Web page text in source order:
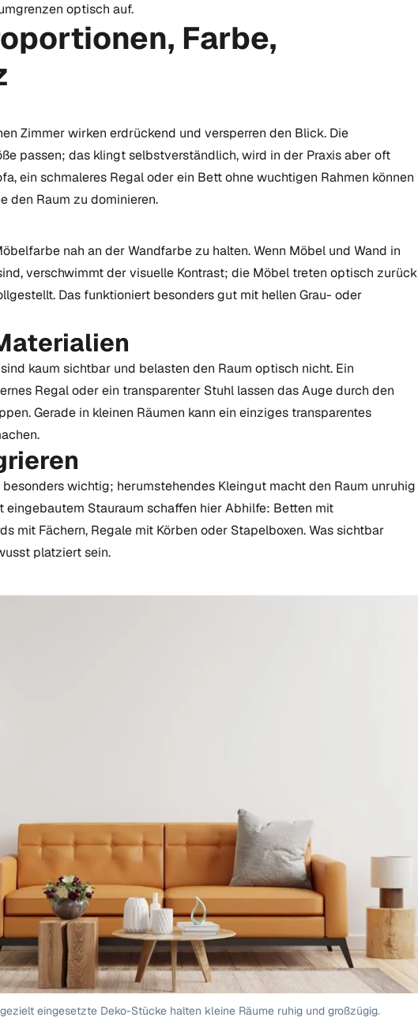
optisch auf.
Farbe,
Zimmer wirken erdrückend und versperren den Blick. Die
passen; das klingt selbstverständlich, wird in der Praxis aber oft
ein schmaleres Regal oder ein Bett ohne wuchtigen Rahmen können
den Raum zu dominieren.
nah an der Wandfarbe zu halten. Wenn Möbel und Wand in
verschwimmt der visuelle Kontrast; die Möbel treten optisch zurück
Das funktioniert besonders gut mit hellen Grau- oder
kaum sichtbar und belasten den Raum optisch nicht. Ein
Regal oder ein transparenter Stuhl lassen das Auge durch den
Gerade in kleinen Räumen kann ein einziges transparentes
wichtig; herumstehendes Kleingut macht den Raum unruhig
eingebautem Stauraum schaffen hier Abhilfe: Betten mit
mit Fächern, Regale mit Körben oder Stapelboxen. Was sichtbar
platziert sein.
eingesetzte Deko-Stücke halten kleine Räume ruhig und großzügig.